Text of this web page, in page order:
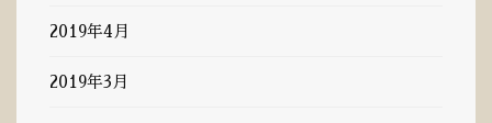
2019年4月
2019年3月